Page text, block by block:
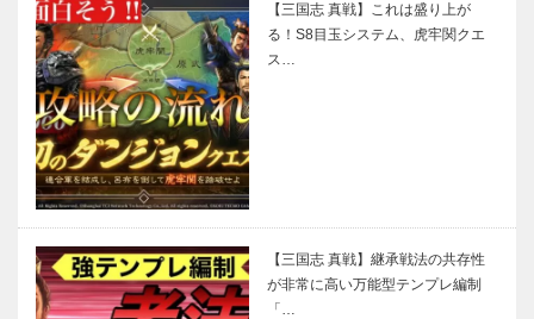
【三国志 真戦】これは盛り上が
る！S8目玉システム、虎牢関クエ
ス…
【三国志 真戦】継承戦法の共存性
が非常に高い万能型テンプレ編制
「…